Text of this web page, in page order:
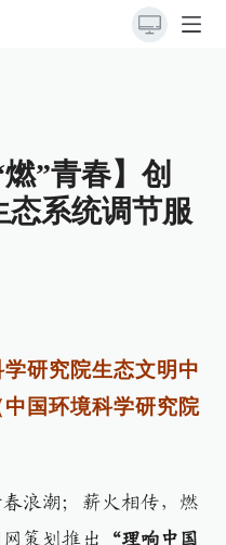
燃”青春】创
系统调节服
研究院生态文明中
国环境科学研究院
浪潮；薪火相传，燃
策划推出
“理响中国